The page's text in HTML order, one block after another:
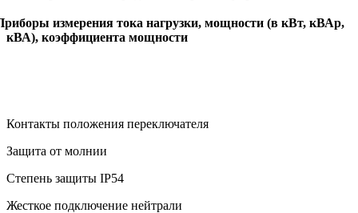
измерения тока нагрузки, мощности (в кВт, кВАр,
кВА), коэффициента мощности
Контакты положения переключателя
Защита от молнии
Степень защиты IP54
Жесткое подключение нейтрали